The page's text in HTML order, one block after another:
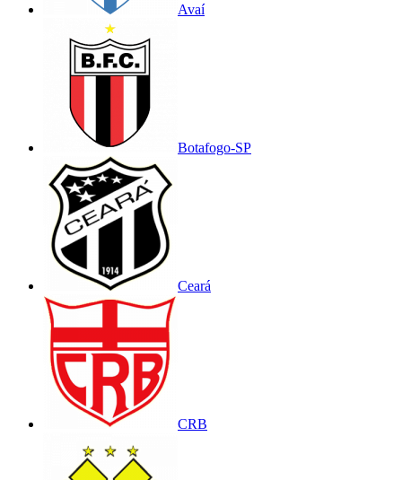
Avaí
Botafogo-SP
Ceará
CRB